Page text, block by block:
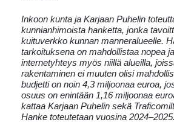
Inkoon kunta ja Karjaan Puhelin
kunnianhimoista hanketta, jonka
kuituverkko kunnan manneralueelle.
tarkoituksena on mahdollistaa nopea
internetyhteys myös niillä alueilla,
rakentaminen ei muuten olisi
budjetti on noin 4,3 miljoonaa euroa,
osuus on enintään 1,16 miljoonaa
kattaa Karjaan Puhelin sekä
Hanke toteutetaan vuosina 2024–2025.